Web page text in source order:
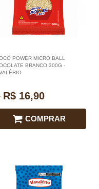
POWER MICRO BALL
BRANCO 300G -
R$ 16,90
COMPRAR